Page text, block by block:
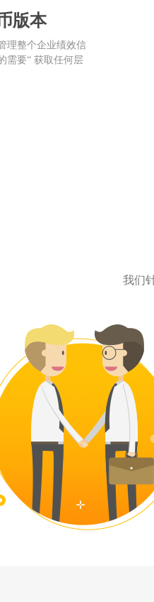
版本
理整个企业绩效信
需要“ 获取任何层
我们